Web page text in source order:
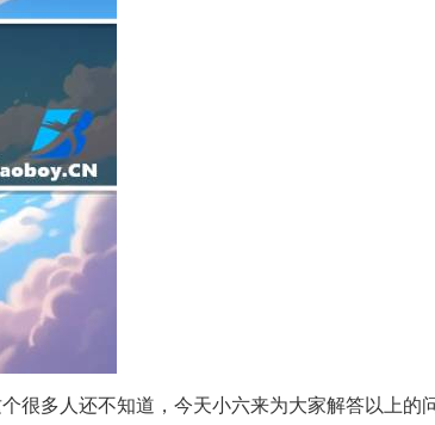
很多人还不知道，今天小六来为大家解答以上的